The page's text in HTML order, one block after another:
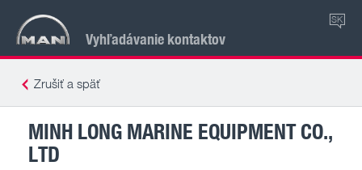
Vyhľadávanie kontaktov
SK
Zrušiť a späť
MINH LONG MARINE EQUIPMENT CO.,
LTD